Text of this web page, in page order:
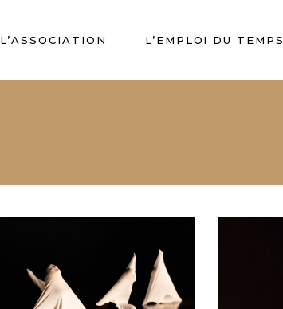
L’ASSOCIATION L’EMPLOI DU TEMPS